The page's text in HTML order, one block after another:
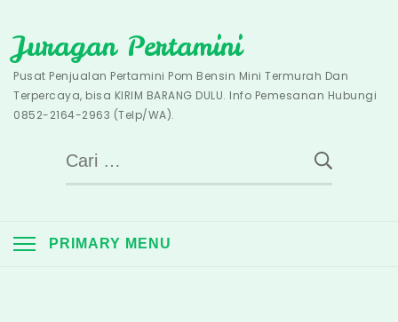
to
content
Juragan Pertamini
Pusat Penjualan Pertamini Pom Bensin Mini Termurah Dan
Terpercaya, bisa KIRIM BARANG DULU. Info Pemesanan Hubungi
0852-2164-2963 (Telp/WA).
Cari
untuk:
PRIMARY MENU